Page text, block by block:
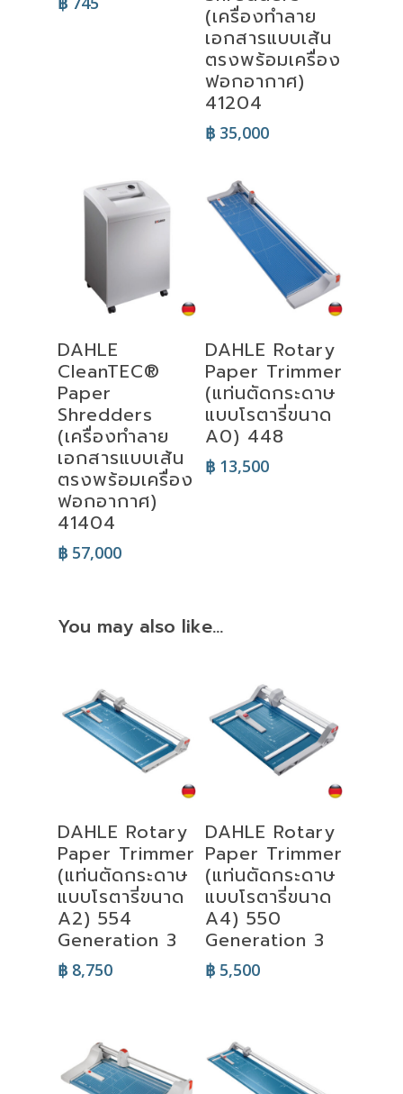
(เครื่องทำลาย
เอกสารแบบเส้น
ตรงพร้อมเครื่อง
ฟอกอากาศ)
41204
฿35,000
Add To Cart
DAHLE
CleanTEC®
Paper
Shredders
(เครื่องทำลาย
เอกสารแบบเส้น
ตรงพร้อมเครื่อง
ฟอกอากาศ)
41404
฿ 57,000
Add To Cart
DAHLE Rotary
Paper Trimmer
(แท่นตัดกระดาษ
แบบโรตารี่ขนาด
A0) 448
฿13,500
You may also like…
Add To Cart
DAHLE Rotary
Paper Trimmer
(แท่นตัดกระดาษ
แบบโรตารี่ขนาด
A2) 554
Generation 3
฿ 8,750
Add To Cart
DAHLE Rotary
Paper Trimmer
(แท่นตัดกระดาษ
แบบโรตารี่ขนาด
A4) 550
Generation 3
฿5,500